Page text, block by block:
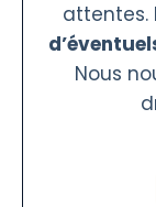
attentes.
Nous